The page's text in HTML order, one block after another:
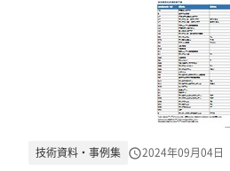
技術資料・事例集 2024年09月04日